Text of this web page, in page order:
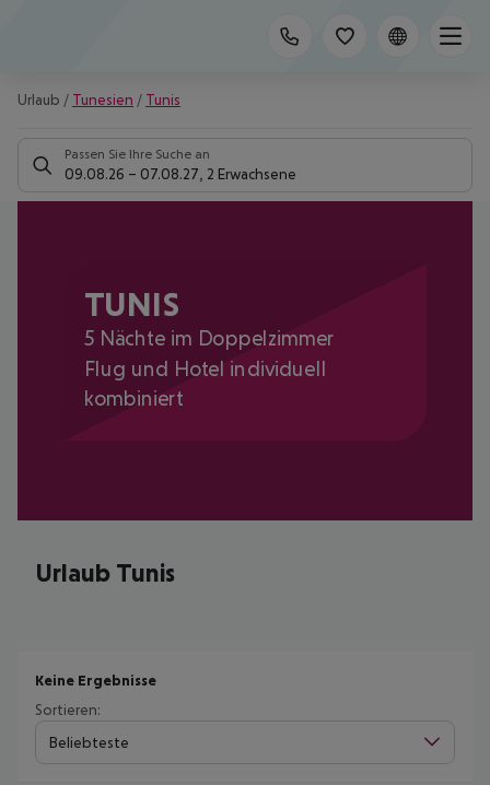
Urlaub / Tunesien / Tunis
Passen Sie Ihre Suche an
09.08.26 – 07.08.27 2 Erwachsene
TUNIS
5 Nächte im Doppelzimmer
Flug und Hotel individuell
kombiniert
Urlaub Tunis
Keine Ergebnisse
Sortieren:
Beliebteste